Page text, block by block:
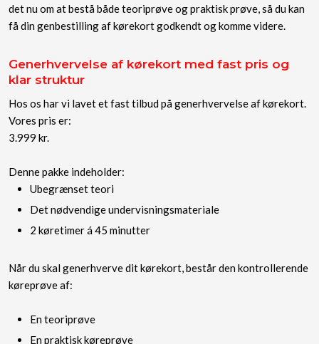
det nu om at bestå både teoriprøve og praktisk prøve, så du kan
få din genbestilling af kørekort godkendt og komme videre.
Generhvervelse af kørekort med fast pris og
klar struktur
Hos os har vi lavet et fast tilbud på generhvervelse af kørekort.
Vores pris er:
3.999 kr.
Denne pakke indeholder:
Ubegrænset teori
​Det nødvendige undervisningsmateriale
2 køretimer á 45 minutter
Når du skal generhverve dit kørekort, består den kontrollerende
køreprøve af:
​En teoriprøve
​En praktisk køreprøve